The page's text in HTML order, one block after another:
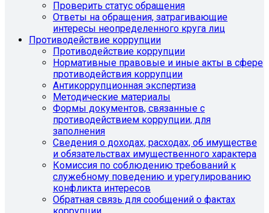
Проверить статус обращения
Ответы на обращения, затрагивающие
интересы неопределенного круга лиц
Противодействие коррупции
Противодействие коррупции
Нормативные правовые и иные акты в сфере
противодействия коррупции
Антикоррупционная экспертиза
Методические материалы
Формы документов, связанные с
противодействием коррупции, для
заполнения
Сведения о доходах, расходах, об имуществе
и обязательствах имущественного характера
Комиссия по соблюдению требований к
служебному поведению и урегулированию
конфликта интересов
Обратная связь для сообщений о фактах